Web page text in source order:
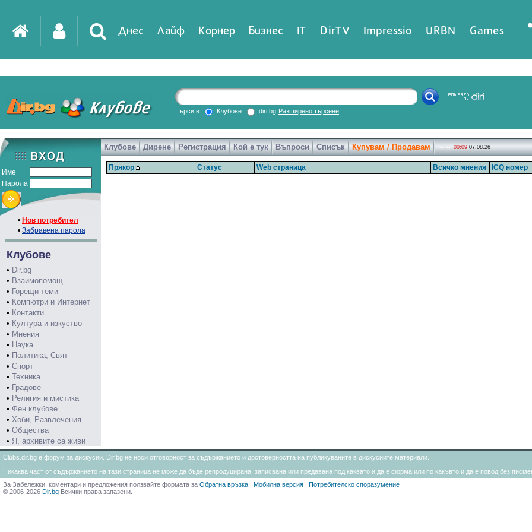
Днес Лайф Корнер Бизнес IT DirTV Impressio URBN Games
търси в Клубове diri.bg Разширено търсене
Име
Парола
• Нов потребител
• Забравена парола
Клубове
• Dir.bg
• Взаимопомощ
• Горещи теми
• Компютри и Интернет
• Контакти
• Култура и изкуство
• Мнения
• Наука
• Политика, Свят
• Спорт
• Техника
• Градове
• Религия и мистика
• Фен клубове
• Хоби, Развлечения
• Общества
• Я, архивите са живи
Клубове Дирене Регистрация Кой е тук Въпроси Списък Купувам / Продавам 00:09 07.08.26
Прякор Статус Web страница Всичко мнения ICQ номер
Clubs.dir.bg е форум за дискусии. Dir.bg не носи отговорност за съдържанието и достоверността на публикуваните в дискусиите материали.
Никаква част от съдържанието на тази страница не може да бъде репродуцирана, записвана или предавана под каквато и да е форма или по какъвто и да е повод без
За Забележки, коментари и предложения ползвайте формата за Обратна връзка | Мобилна версия | Потребителско споразумение
© 2006-2026 Dir.bg Всички права запазени.